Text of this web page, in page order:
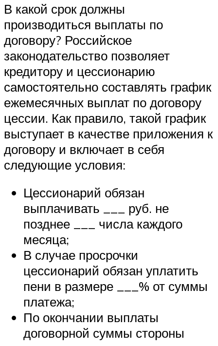
В какой срок должны
производиться выплаты по
договору? Российское
законодательство позволяет
кредитору и цессионарию
самостоятельно составлять график
ежемесячных выплат по договору
цессии. Как правило, такой график
выступает в качестве приложения к
договору и включает в себя
следующие условия:
Цессионарий обязан
выплачивать ___ руб. не
позднее ___ числа каждого
месяца;
В случае просрочки
цессионарий обязан уплатить
пени в размере ___% от суммы
платежа;
По окончании выплаты
договорной суммы стороны